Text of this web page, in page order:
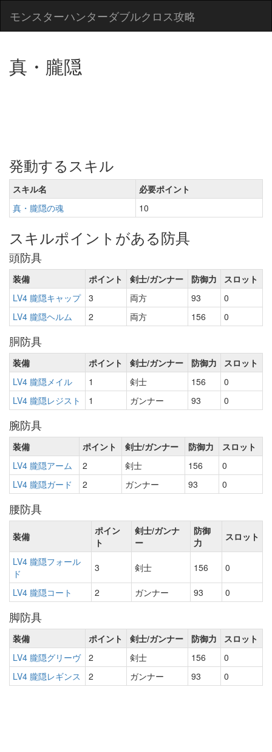
モンスターハンターダブルクロス攻略
真・朧隠
発動するスキル
スキル名
必要ポイント
真・朧隠の魂
10
スキルポイントがある防具
頭防具
装備 ポイント 剣士/ガンナー 防御力
スロット
LV4 朧隠キャップ
3 両方 93
0
LV4 朧隠ヘルム
2 両方 156 0
胴防具
装備 ポイント 剣士/ガンナー 防御力
スロット
LV4 朧隠メイル
1 剣士 156
0
LV4 朧隠レジスト
1 ガンナー 93 0
腕防具
装備 ポイント 剣士/ガンナー 防御力
スロット
LV4 朧隠アーム
2 剣士 156
0
LV4 朧隠ガード
2 ガンナー 93 0
腰防具
装備
ポイン
ト
剣士/ガンナ
ー
防御
力
スロット
LV4 朧隠フォール
ド
3 剣士 156 0
LV4 朧隠コート 2 ガンナー 93 0
脚防具
装備 ポイント 剣士/ガンナー 防御力
スロット
LV4 朧隠グリーヴ
2 剣士 156
0
LV4 朧隠レギンス
2 ガンナー 93 0